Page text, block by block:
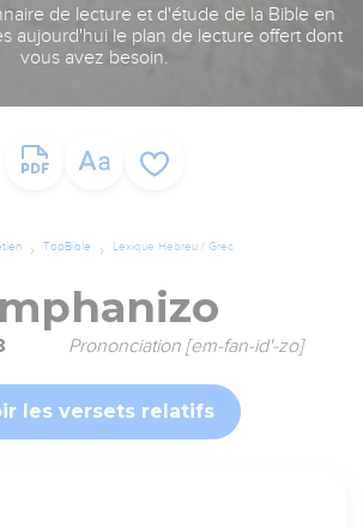
de lecture et d'étude de la Bible en
aujourd'hui le plan de lecture offert dont
vous avez besoin.
TopBible Lexique Hébreu / Grec
Prononciation [em-fan-id'-zo]
les versets relatifs